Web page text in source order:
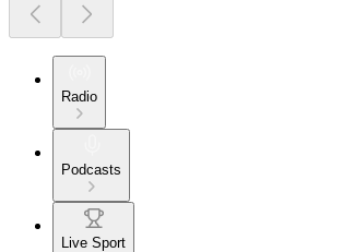
Radio
Podcasts
Live Sport